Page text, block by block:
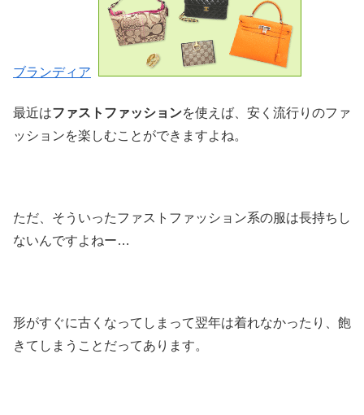
ブランディア
最近はファストファッションを使えば、安く流行りのファ
ッションを楽しむことができますよね。
ただ、そういったファストファッション系の服は長持ちし
ないんですよねー…
形がすぐに古くなってしまって翌年は着れなかったり、飽
きてしまうことだってあります。